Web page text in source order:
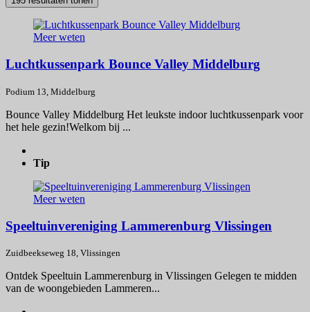
Meer weten
Luchtkussenpark Bounce Valley Middelburg
Podium 13, Middelburg
Bounce Valley Middelburg Het leukste indoor luchtkussenpark voor
het hele gezin!Welkom bij ...
Tip
Meer weten
Speeltuinvereniging Lammerenburg Vlissingen
Zuidbeekseweg 18, Vlissingen
Ontdek Speeltuin Lammerenburg in Vlissingen Gelegen te midden
van de woongebieden Lammeren...